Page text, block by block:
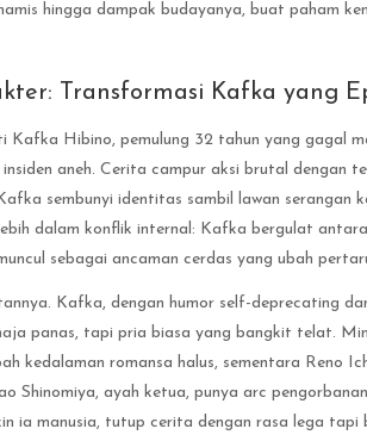
hingga dampak budayanya, buat paham
Transformasi Kafka yang
Kafka Hibino, pemulung 32 tahun yang gagal
aneh. Cerita campur aksi brutal dengan
sembunyi identitas sambil lawan serangan
dalam konflik internal: Kafka bergulat
sebagai ancaman cerdas yang ubah
Kafka, dengan humor self-deprecating
panas, tapi pria biasa yang bangkit telat.
kedalaman romansa halus, sementara Reno
Shinomiya, ayah ketua, punya arc
ia manusia, tutup cerita dengan rasa lega